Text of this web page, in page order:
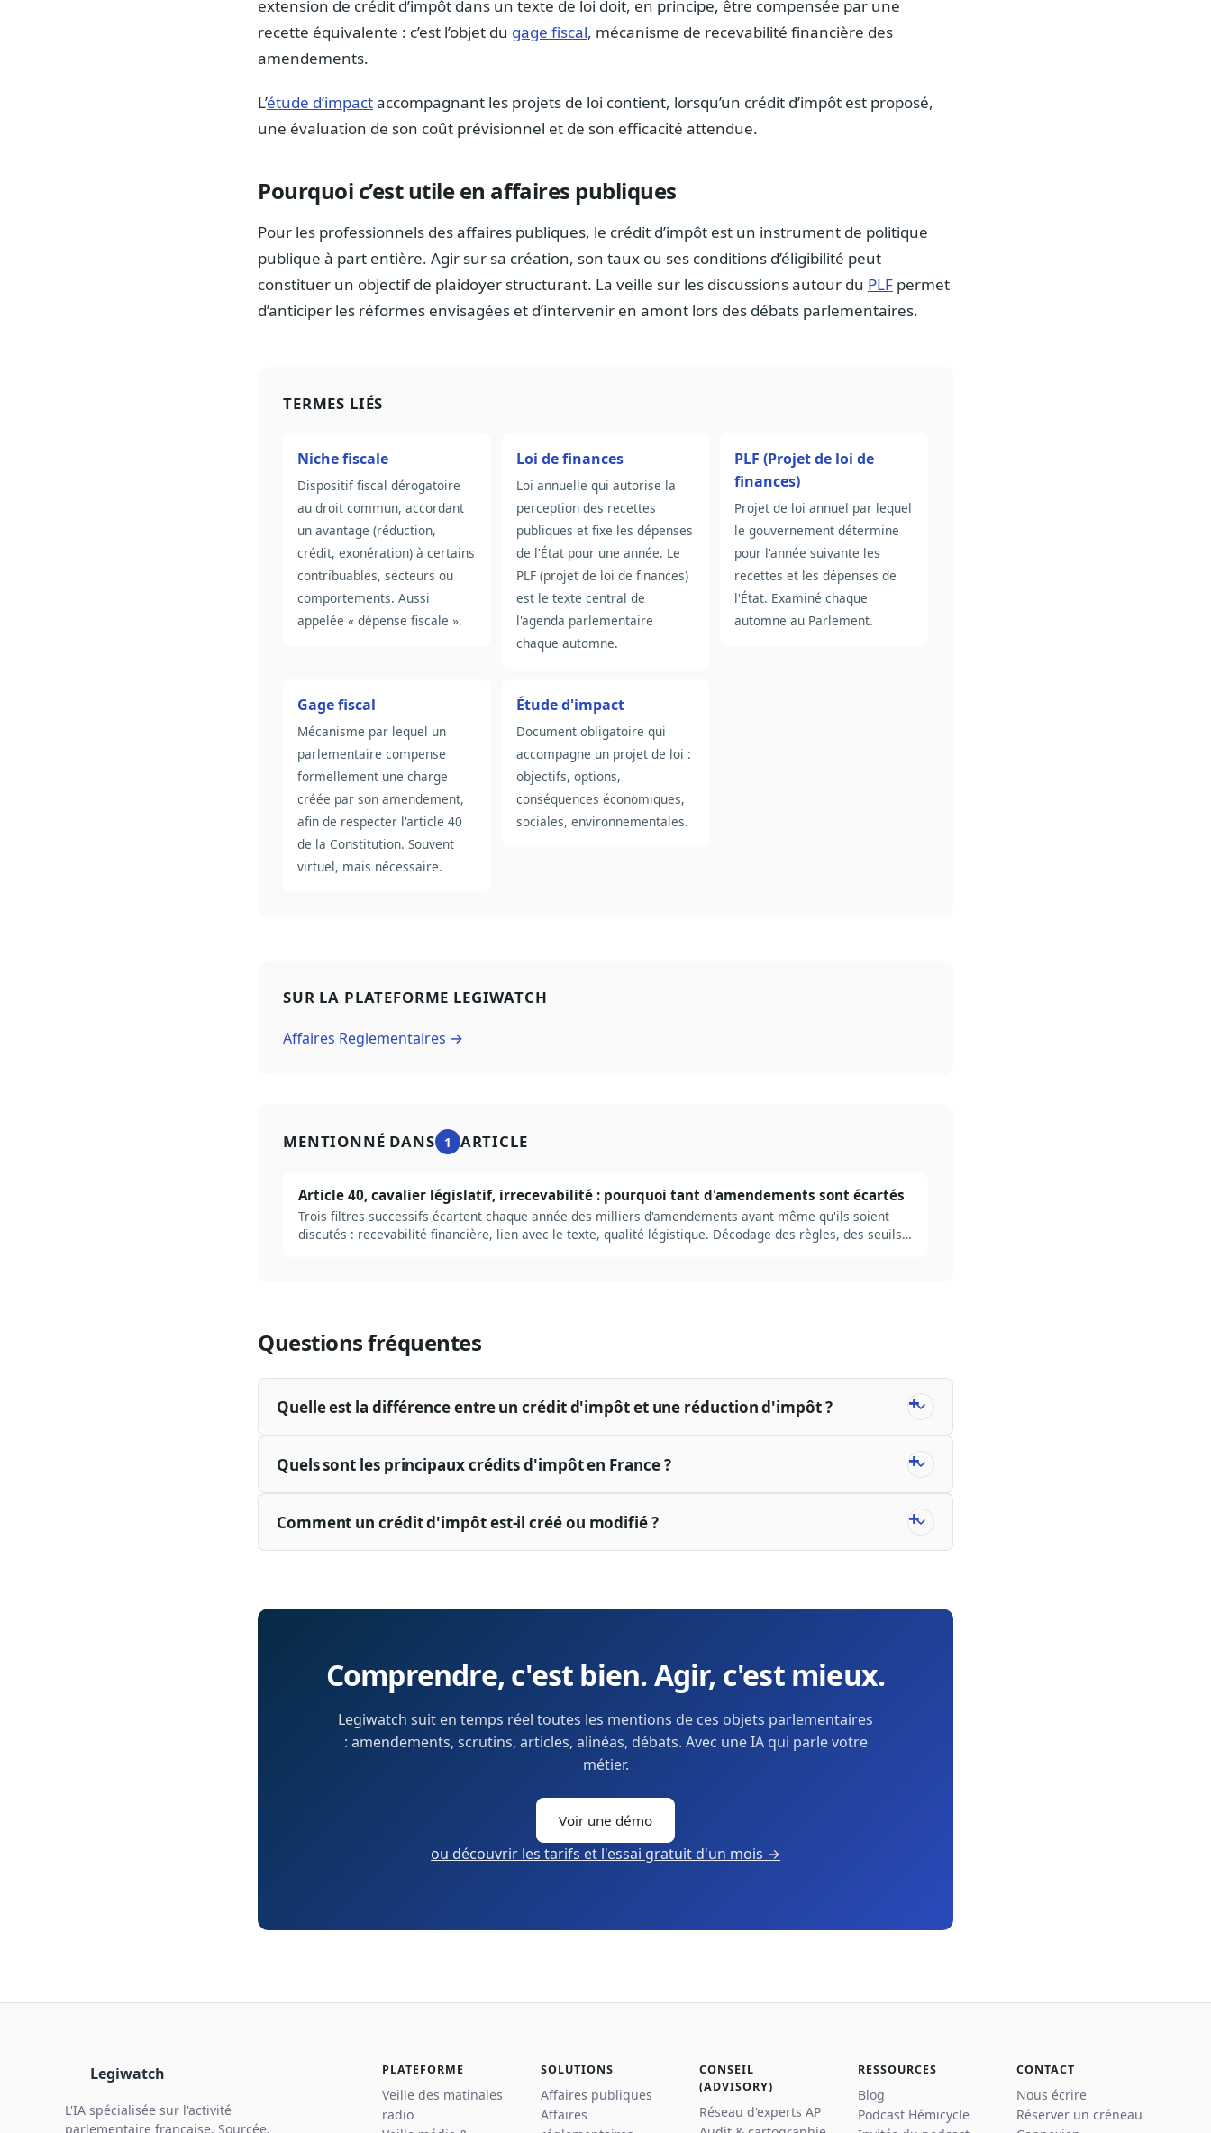
extension de crédit d’impôt dans un texte de loi doit, en principe, être compensée par une
recette équivalente : c’est l’objet du gage fiscal, mécanisme de recevabilité financière des
amendements.
L’étude d’impactaccompagnant les projets de loi contient, lorsqu’un crédit d’impôt est proposé,
une évaluation de son coût prévisionnel et de son efficacité attendue.
Pourquoi c’est utile en affaires publiques
Pour les professionnels des affaires publiques, le crédit d’impôt est un instrument de politique
publique à part entière. Agir sur sa création, son taux ou ses conditions d’éligibilité peut
constituer un objectif de plaidoyer structurant. La veille sur les discussions autour du PLF permet
d’anticiper les réformes envisagées et d’intervenir en amont lors des débats parlementaires.
TERMES LIÉS
Niche fiscale
Dispositif fiscal dérogatoire
au droit commun, accordant
un avantage (réduction,
crédit, exonération) à certains
contribuables, secteurs ou
comportements. Aussi
appelée « dépense fiscale ».
Loi de finances
Loi annuelle qui autorise la
perception des recettes
publiques et fixe les dépenses
de l'État pour une année. Le
PLF (projet de loi de finances)
est le texte central de
l'agenda parlementaire
chaque automne.
PLF (Projet de loi de
finances)
Projet de loi annuel par lequel
le gouvernement détermine
pour l'année suivante les
recettes et les dépenses de
l'État. Examiné chaque
automne au Parlement.
Gage fiscal
Mécanisme par lequel un
parlementaire compense
formellement une charge
créée par son amendement,
afin de respecter l'article 40
de la Constitution. Souvent
virtuel, mais nécessaire.
Étude d'impact
Document obligatoire qui
accompagne un projet de loi :
objectifs, options,
conséquences économiques,
sociales, environnementales.
SUR LA PLATEFORME LEGIWATCH
Affaires Reglementaires →
MENTIONNÉ DANS 1 ARTICLE
Article 40, cavalier législatif, irrecevabilité : pourquoi tant d'amendements sont écartés
Trois filtres successifs écartent chaque année des milliers d'amendements avant même qu'ils soient
discutés : recevabilité financière, lien avec le texte, qualité légistique. Décodage des règles, des seuils
Questions fréquentes
Quelle est la différence entre un crédit d'impôt et une réduction d'impôt ?
Quels sont les principaux crédits d'impôt en France ?
Comment un crédit d'impôt est-il créé ou modifié ?
Comprendre, c'est bien. Agir, c'est mieux.
Legiwatch suit en temps réel toutes les mentions de ces objets parlementaires
: amendements, scrutins, articles, alinéas, débats. Avec une IA qui parle votre
métier.
Voir une démo
ou découvrir les tarifs et l'essai gratuit d'un mois →
Legiwatch
L'IA spécialisée sur l'activité
parlementaire française. Sourcée,
PLATEFORME
Veille des matinales
radio
SOLUTIONS
Affaires publiques
Affaires
CONSEIL
(ADVISORY)
Réseau d'experts AP
RESSOURCES
Blog
Podcast Hémicycle
CONTACT
Nous écrire
Réserver un créneau